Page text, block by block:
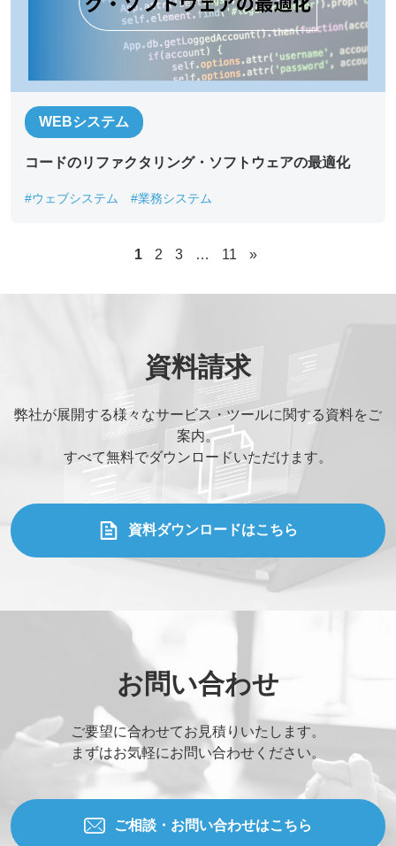
WEBシステム
コードのリファクタリング・ソフトウェアの最適化
#ウェブシステム #業務システム
1 2 3 … 11 »
資料請求
弊社が展開する様々なサービス・ツールに関する資料をご
案内。
すべて無料でダウンロードいただけます。
資料ダウンロードはこちら
お問い合わせ
ご要望に合わせてお見積りいたします。
まずはお気軽にお問い合わせください。
ご相談・お問い合わせはこちら